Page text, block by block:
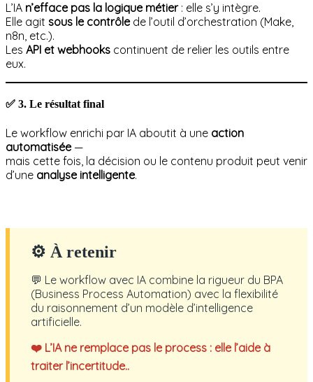
L’IA n’efface pas la logique métier: elle s’y intègre.
Elle agit sous le contrôlede l’outil d’orchestration (Make,
n8n, etc.).
Les API et webhooks continuent de relier les outils entre
eux.
✅ 3. Le résultat final
Le workflow enrichi par IA aboutit à une action
automatisée—
mais cette fois, la décision ou le contenu produit peut venir
d’une analyse intelligente.
⚙ À retenir
💬 Le workflow avec IA combine la rigueur du BPA
(Business Process Automation) avec la flexibilité
du raisonnement d’un modèle d’intelligence
artificielle.
❤️ L’IA ne remplace pas le process : elle l’aide à
traiter l’incertitude..